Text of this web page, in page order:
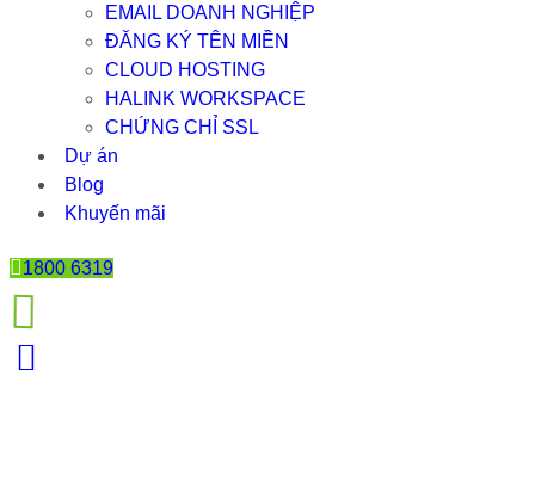
EMAIL DOANH NGHIỆP
ĐĂNG KÝ TÊN MIỀN
CLOUD HOSTING
HALINK WORKSPACE
CHỨNG CHỈ SSL
Dự án
Blog
Khuyến mãi
1800 6319